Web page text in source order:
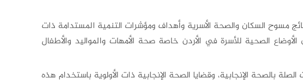
مسوح السكان والصحة الأسرية وأهداف ومؤشرات التنمية المستدامة ذات
الصحية للأسرة في الأردن خاصة صحة الأمهات والمواليد والأطفال
بالصحة الإنجابية، وقضايا الصحة الإنجابية ذات الأولوية باستخدام هذه